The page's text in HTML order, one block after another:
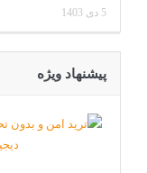
5 دی 1403
پیشنهاد ویژه